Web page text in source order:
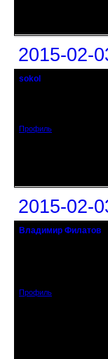
2015-02-
sokol
Профиль
2015-02-
Владимир Филатов
Профиль